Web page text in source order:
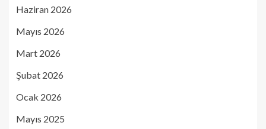
Haziran 2026
Mayıs 2026
Mart 2026
Şubat 2026
Ocak 2026
Mayıs 2025